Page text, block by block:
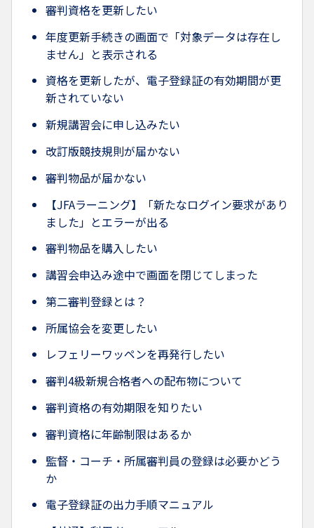
審判資格を更新したい
年度更新手続きの画面で「対象データは存在し
ません」と表示される
資格を更新したが、電子登録証の有効期間が更
新されていない
新規講習会に申し込みたい
改訂版競技規則が届かない
審判物品が届かない
【JFAラーニング】「新たなログイン要求があり
ました」とエラーが出る
審判物品を購入したい
講習会申込み途中で画面を閉じてしまった
第二審判登録とは？
所属協会を変更したい
レフェリーワッペンを再発行したい
審判4級新規合格者への配布物について
審判資格の有効期限を知りたい
審判資格に年齢制限はあるか
監督・コーチ・所属審判員の登録は必要かどう
か
電子登録証の出力手順マニュアル